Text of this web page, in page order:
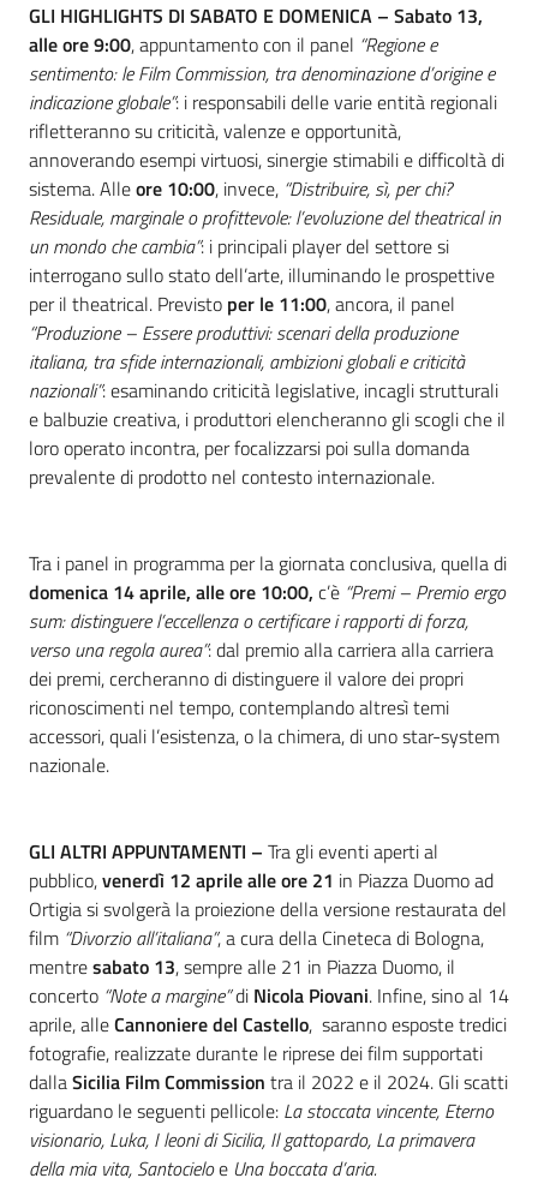
GLI HIGHLIGHTS DI SABATO E DOMENICA – Sabato 13,
alle ore 9:00, appuntamento con il panel “Regione e
sentimento: le Film Commission, tra denominazione d’origine e
indicazione globale”: i responsabili delle varie entità regionali
rifletteranno su criticità, valenze e opportunità,
annoverando esempi virtuosi, sinergie stimabili e difficoltà di
sistema. Alleore 10:00, invece, “Distribuire, sì, per chi?
Residuale, marginale o profittevole: l’evoluzione del theatrical in
un mondo che cambia”: i principali player del settore si
interrogano sullo stato dell’arte, illuminando le prospettive
per il theatrical. Previsto per le 11:00, ancora, il panel
“Produzione – Essere produttivi: scenari della produzione
italiana, tra sfide internazionali, ambizioni globali e criticità
nazionali”: esaminando criticità legislative, incagli strutturali
e balbuzie creativa, i produttori elencheranno gli scogli che il
loro operato incontra, per focalizzarsi poi sulla domanda
prevalente di prodotto nel contesto internazionale.
Tra i panel in programma per la giornata conclusiva, quella di
domenica 14 aprile, alle ore 10:00, c’è “Premi – Premio ergo
sum: distinguere l’eccellenza o certificare i rapporti di forza,
verso una regola aurea”: dal premio alla carriera alla carriera
dei premi, cercheranno di distinguere il valore dei propri
riconoscimenti nel tempo, contemplando altresì temi
accessori, quali l’esistenza, o la chimera, di uno star-system
nazionale.
GLI ALTRI APPUNTAMENTI – Tra gli eventi aperti al
pubblico,venerdì 12 aprile alle ore 21 in Piazza Duomo ad
Ortigia si svolgerà la proiezione della versione restaurata del
film “Divorzio all’italiana”, a cura della Cineteca di Bologna,
mentresabato 13, sempre alle 21 in Piazza Duomo, il
concerto “Note a margine”di Nicola Piovani. Infine, sino al 14
aprile, alleCannoniere del Castello, saranno esposte tredici
fotografie, realizzate durante le riprese dei film supportati
dallaSicilia Film Commission tra il 2022 e il 2024. Gli scatti
riguardano le seguenti pellicole: La stoccata vincente, Eterno
visionario, Luka, I leoni di Sicilia, Il gattopardo, La primavera
della mia vita, Santocieloe Una boccata d’aria.